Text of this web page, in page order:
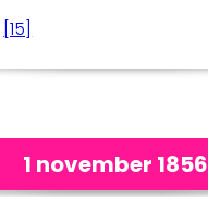
[15]
1 november 1856